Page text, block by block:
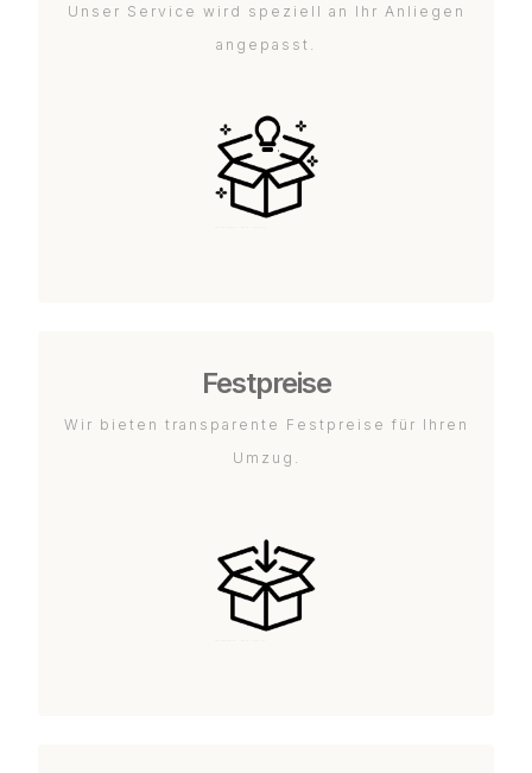
Unser Service wird speziell an Ihr Anliegen
angepasst.
Festpreise
Wir bieten transparente Festpreise für Ihren
Umzug.